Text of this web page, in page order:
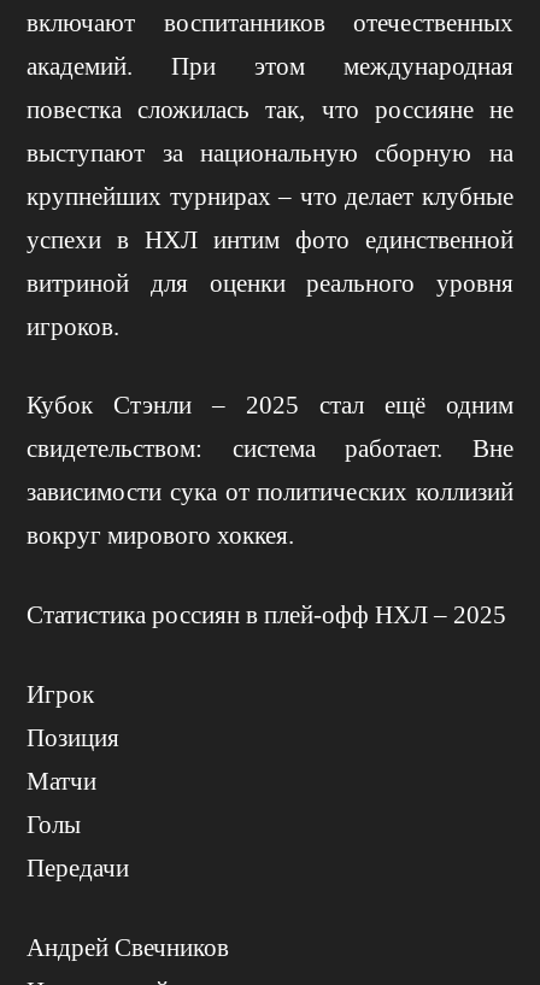
включают воспитанников отечественных
академий. При этом международная
повестка сложилась так, что россияне не
выступают за национальную сборную на
крупнейших турнирах – что делает клубные
успехи в НХЛ интим фото единственной
витриной для оценки реального уровня
игроков.
Кубок Стэнли – 2025 стал ещё одним
свидетельством: система работает. Вне
зависимости сука от политических коллизий
вокруг мирового хоккея.
Статистика россиян в плей-офф НХЛ – 2025
Игрок
Позиция
Матчи
Голы
Передачи
Андрей Свечников